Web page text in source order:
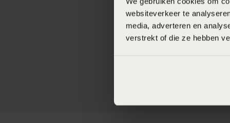
websiteverkeer te
media, adverteren en
verstrekt of die ze hebben
een luchtiger
Microvezels